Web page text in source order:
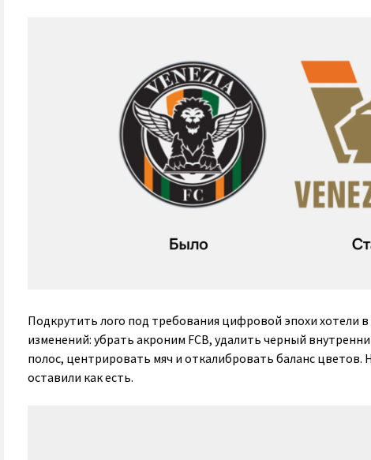
Подкрутить лого под требования цифровой эпохи хотели в
изменений: убрать акроним FCB, удалить черный
полос, центрировать мяч и откалибровать баланс цветов.
оставили как есть.